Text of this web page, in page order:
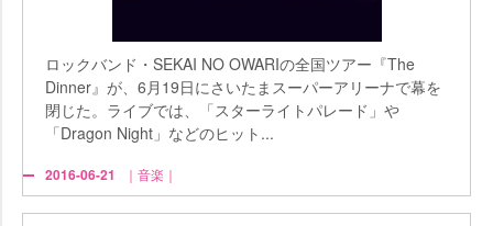
ロックバンド・SEKAI NO OWARIの全国ツアー『The
Dinner』が、6月19日にさいたまスーパーアリーナで幕を
閉じた。ライブでは、「スターライトパレード」
「Dragon Night」などのヒット...
2016-06-21 ｜音楽｜